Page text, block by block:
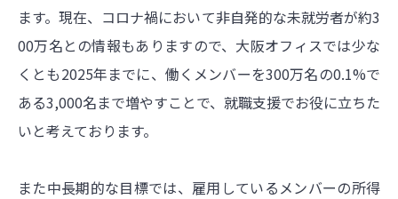
ます。現在、コロナ禍において非自発的な未就労者が約3
00万名との情報もありますので、大阪オフィスでは少な
くとも2025年までに、働くメンバーを300万名の0.1%で
ある3,000名まで増やすことで、就職支援でお役に立ちた
いと考えております。
また中長期的な目標では、雇用しているメンバーの所得